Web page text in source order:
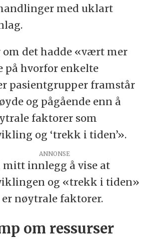
med uklart
om det hadde «vært mer
på hvorfor enkelte
pasientgrupper framstår
og pågående enn å
faktorer som
og ‘trekk i tiden’».
mitt innlegg å vise at
og «trekk i tiden»
nøytrale faktorer.
om ressurser